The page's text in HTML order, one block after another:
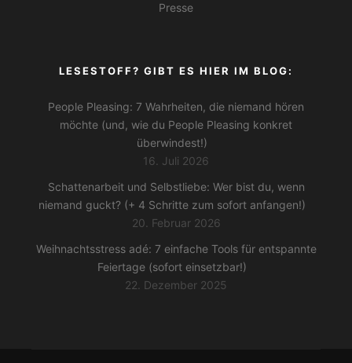
Presse
LESESTOFF? GIBT ES HIER IM BLOG:
People Pleasing: 7 Wahrheiten, die niemand hören
möchte (und, wie du People Pleasing konkret
überwindest!)
16. Juli 2026
Schattenarbeit und Selbstliebe: Wer bist du, wenn
niemand guckt? (+ 4 Schritte zum sofort anfangen!)
20. Februar 2026
Weihnachtsstress adé: 7 einfache Tools für entspannte
Feiertage (sofort einsetzbar!)
22. Dezember 2025